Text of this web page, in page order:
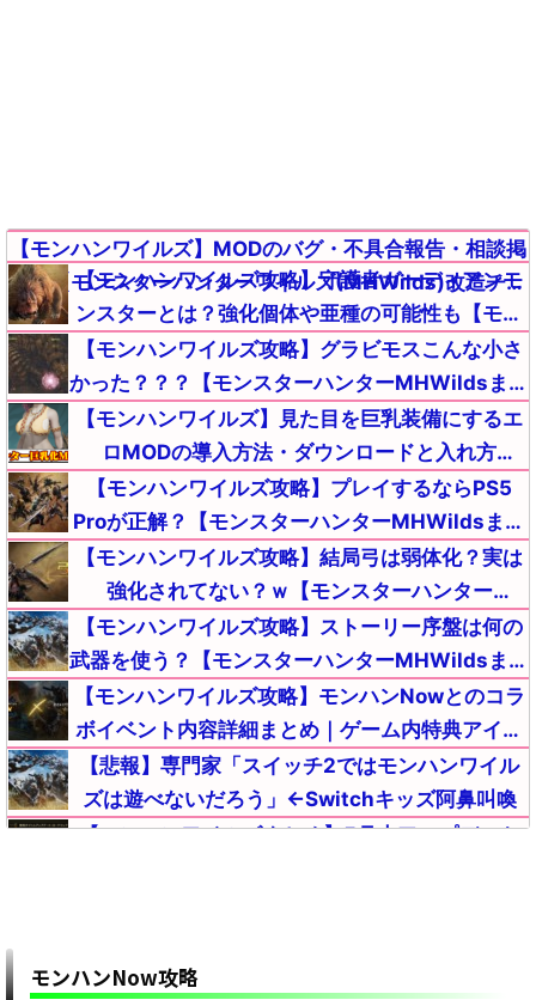
【モンハンワイルズ】MODのバグ・不具合報告・相談掲
示板【モンスターハンターワイルズ(MHWilds)改造チー
ト(Steam版)】
【モンハンワイルズ攻略】守護者ガーディアンモ
ンスターとは？強化個体や亜種の可能性も【モン
スターハンターMHWildsまとめ】
【モンハンワイルズ攻略】グラビモスこんな小さ
かった？？？【モンスターハンターMHWildsまと
め】
【モンハンワイルズ】見た目を巨乳装備にするエ
ロMODの導入方法・ダウンロードと入れ方
【MHWildsチート改造】
【モンハンワイルズ攻略】プレイするならPS5
Proが正解？【モンスターハンターMHWildsまと
め】
【モンハンワイルズ攻略】結局弓は弱体化？実は
強化されてない？ｗ【モンスターハンター
MHWildsまとめ】
【モンハンワイルズ攻略】ストーリー序盤は何の
武器を使う？【モンスターハンターMHWildsまと
め】
【モンハンワイルズ攻略】モンハンNowとのコラ
ボイベント内容詳細まとめ｜ゲーム内特典アイテ
ムが入手【モンスターハンターMHWildsまとめ】
【悲報】専門家「スイッチ2ではモンハンワイル
ズは遊べないだろう」←Switchキッズ阿鼻叫喚
【モンハンワイルズまとめ】5月末アップデート
【モンハンワイルズ】おすすめMODの導入方法一
モンハンNow攻略